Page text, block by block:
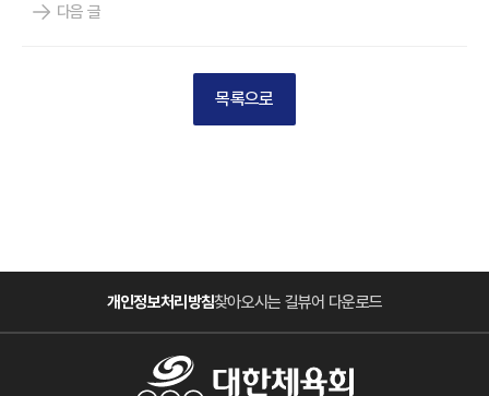
다음 글
목록으로
개인정보처리방침찾아오시는 길뷰어 다운로드